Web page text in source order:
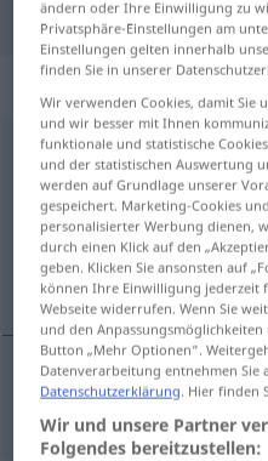
Übersetzung
„Sachgebiet“:
Sachgebiet n < -(e)s;-e>
Übersicht aller
(Für mehr Details die
stručno područje
stručnopodručje
ändern oder Ihre Einwilligung zu
Privatsphäre-Einstellungen am
Einstellungen gelten innerhalb
finden Sie in unserer
Wir verwenden Cookies, damit Sie
und wir besser mit Ihnen
funktionale und statistische
und der statistischen Auswertung
werden auf Grundlage unserer
gespeichert. Marketing-Cookies
personalisierter Werbung dienen,
durch einen Klick auf den
geben. Klicken Sie ansonsten auf
können Ihre Einwilligung jederzeit
Webseite widerrufen. Wenn Sie
und den
Button „Mehr Optionen“.
Datenverarbeitung entnehmen Sie
Datenschutzerklärung. Hier finden
Wir und unsere Partner
Folgendes bereitzustellen: